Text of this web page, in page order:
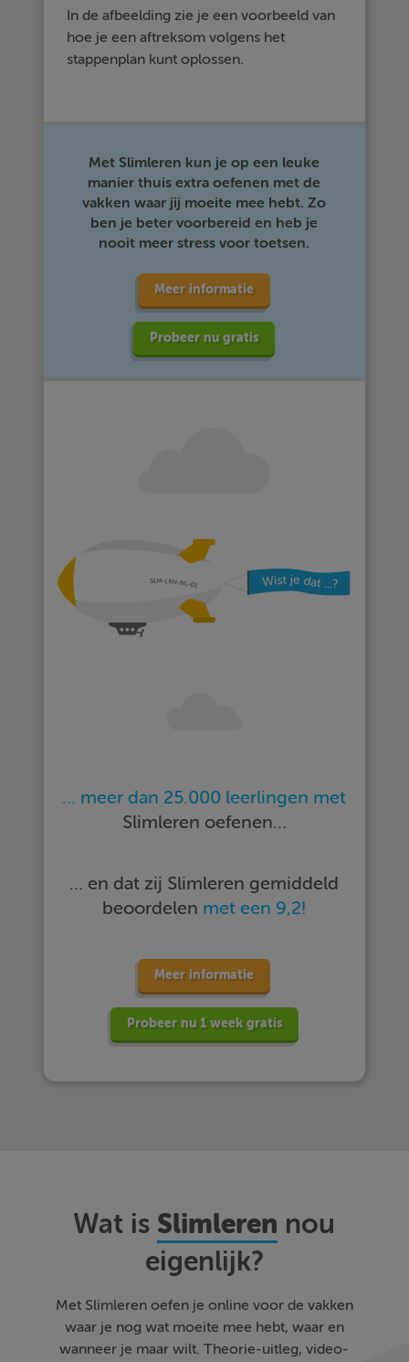
In de afbeelding zie je een voorbeeld van
hoe je een aftreksom volgens het
stappenplan kunt oplossen.
Met Slimleren kun je op een leuke
manier thuis extra oefenen met de
vakken waar jij moeite mee hebt. Zo
ben je beter voorbereid en heb je
nooit meer stress voor toetsen.
Meer informatie
Probeer nu gratis
… meer dan 25.000 leerlingen met
Slimleren oefenen…
… en dat zij Slimleren gemiddeld
beoordelen met een 9,2!
Meer informatie
Probeer nu 1 week gratis
Wat is Slimleren nou
eigenlijk?
Met Slimleren oefen je online voor de vakken
waar je nog wat moeite mee hebt, waar en
wanneer je maar wilt. Theorie-uitleg, video-